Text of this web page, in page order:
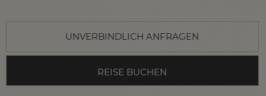
UNVERBINDLICH ANFRAGEN
REISE BUCHEN